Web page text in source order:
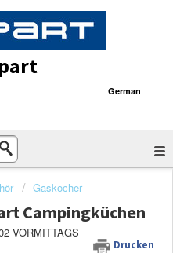
German
Gaskocher
Campingküchen
Drucken
VORMITTAGS